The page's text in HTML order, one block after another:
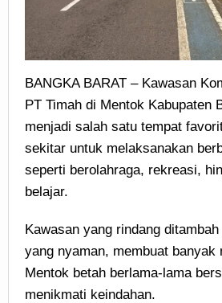
BANGKA BARAT – Kawasan
PT Timah di Mentok Kabupaten
menjadi salah satu tempat
sekitar untuk melaksanakan
seperti berolahraga, rekreasi,
belajar.
Kawasan yang rindang
yang nyaman, membuat banyak
Mentok betah berlama-lama
menikmati keindahan.